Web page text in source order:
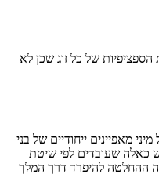
של כל זוג שכן לא
מאפיינים ייחודיים של בני
כאלה שעובדים לפי שיטת
ההחלטה להיפרד דרך המלך